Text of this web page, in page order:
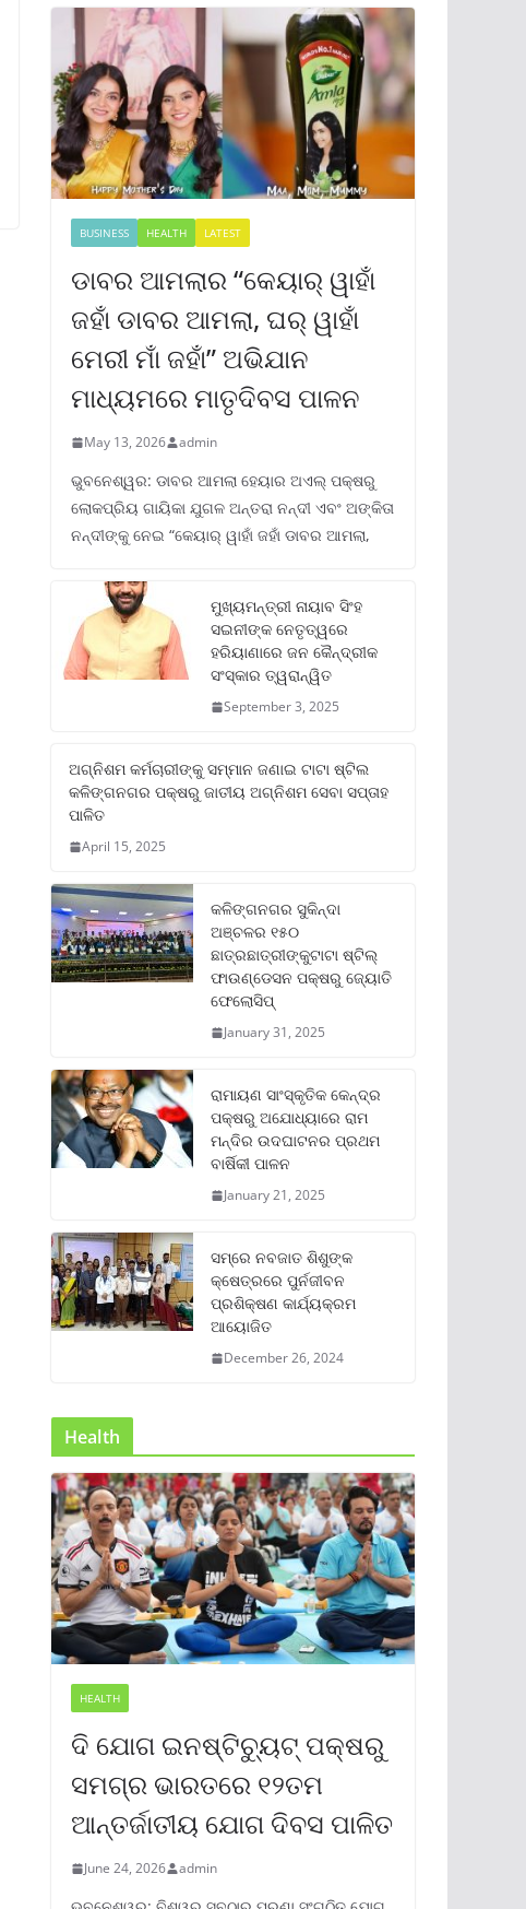
BUSINESS HEALTH LATEST
ଡାବର ଆମଲାର “କେୟାର୍ ୱାହାଁ
ଜହାଁ ଡାବର ଆମଲା, ଘର୍ ୱାହାଁ
ମେରୀ ମାଁ ଜହାଁ” ଅଭିଯାନ
ମାଧ୍ୟମରେ ମାତୃଦିବସ ପାଳନ
May 13, 2026 admin
ଭୁବନେଶ୍ୱର: ଡାବର ଆମଲା ହେୟାର ଅଏଲ୍ ପକ୍ଷରୁ
ଲୋକପ୍ରିୟ ଗାୟିକା ଯୁଗଳ ଅନ୍ତରା ନନ୍ଦୀ ଏବଂ ଅଙ୍କିତା
ନନ୍ଦୀଙ୍କୁ ନେଇ “କେୟାର୍ ୱାହାଁ ଜହାଁ ଡାବର ଆମଲା,
ମୁଖ୍ୟମନ୍ତ୍ରୀ ନାୟାବ ସିଂହ
ସଇନୀଙ୍କ ନେତୃତ୍ୱରେ
ହରିୟାଣାରେ ଜନ କୈନ୍ଦ୍ରୀକ
ସଂସ୍କାର ତ୍ୱରାନ୍ୱିତ
September 3, 2025
ଅଗ୍ନିଶମ କର୍ମଚାରୀଙ୍କୁ ସମ୍ମାନ ଜଣାଇ ଟାଟା ଷ୍ଟିଲ
କଳିଙ୍ଗନଗର ପକ୍ଷରୁ ଜାତୀୟ ଅଗ୍ନିଶମ ସେବା ସପ୍ତାହ
ପାଳିତ
April 15, 2025
କଳିଙ୍ଗନଗର ସୁକିନ୍ଦା
ଅଞ୍ଚଳର ୧୫୦
ଛାତ୍ରଛାତ୍ରୀଙ୍କୁଟାଟା ଷ୍ଟିଲ୍
ଫାଉଣ୍ଡେସନ ପକ୍ଷରୁ ଜ୍ୟୋତି
ଫେଲୋସିପ୍‌
January 31, 2025
ରାମାୟଣ ସାଂସ୍କୃତିକ କେନ୍ଦ୍ର
ପକ୍ଷରୁ ଅଯୋଧ୍ୟାରେ ରାମ
ମନ୍ଦିର ଉଦଘାଟନର ପ୍ରଥମ
ବାର୍ଷିକୀ ପାଳନ
January 21, 2025
ସମ୍‌ରେ ନବଜାତ ଶିଶୁଙ୍କ
କ୍ଷେତ୍ରରେ ପୁର୍ନଜୀବନ
ପ୍ରଶିକ୍ଷଣ କାର୍ଯ୍ୟକ୍ରମ
ଆୟୋଜିତ
December 26, 2024
Health
HEALTH
ଦି ଯୋଗ ଇନଷ୍ଟିଚ୍ୟୁଟ୍ ପକ୍ଷରୁ
ସମଗ୍ର ଭାରତରେ ୧୨ତମ
ଆନ୍ତର୍ଜାତୀୟ ଯୋଗ ଦିବସ ପାଳିତ
June 24, 2026 admin